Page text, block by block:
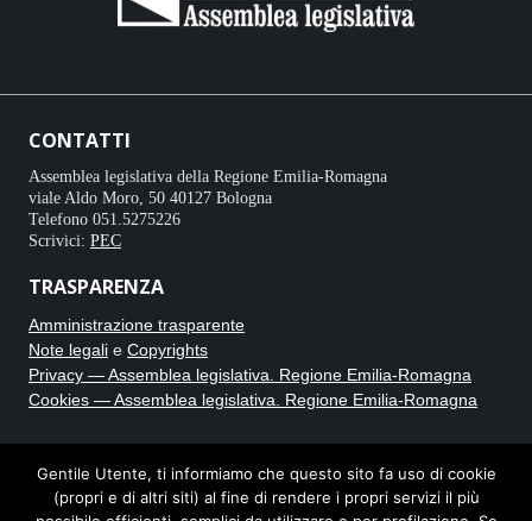
CONTATTI
Assemblea legislativa della Regione Emilia-Romagna
viale Aldo Moro, 50 40127 Bologna
Telefono 051.5275226
Scrivici: PEC
TRASPARENZA
Amministrazione trasparente
Note legali e Copyrights
Privacy — Assemblea legislativa. Regione Emilia-Romagna
Cookies — Assemblea legislativa. Regione Emilia-Romagna
CRONACA BIANCA
Testata giornalistica online registrata al Tribunale di Bologna con
Gentile Utente, ti informiamo che questo sito fa uso di cookie
(propri e di altri siti) al fine di rendere i propri servizi il più